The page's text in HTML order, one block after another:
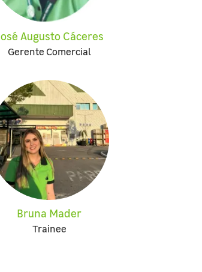
Augusto Cáceres
Gerente Comercial
Bruna Mader
Trainee